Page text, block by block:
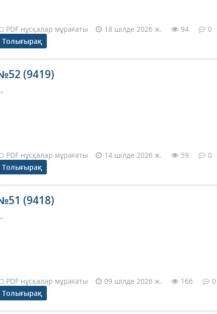
PDF нұсқалар мұрағаты 18 шілде 2026 ж. 94
0
Толығырақ
(9419)
PDF нұсқалар мұрағаты 14 шілде 2026 ж. 59
0
Толығырақ
(9418)
PDF нұсқалар мұрағаты 09 шілде 2026 ж. 166
0
Толығырақ